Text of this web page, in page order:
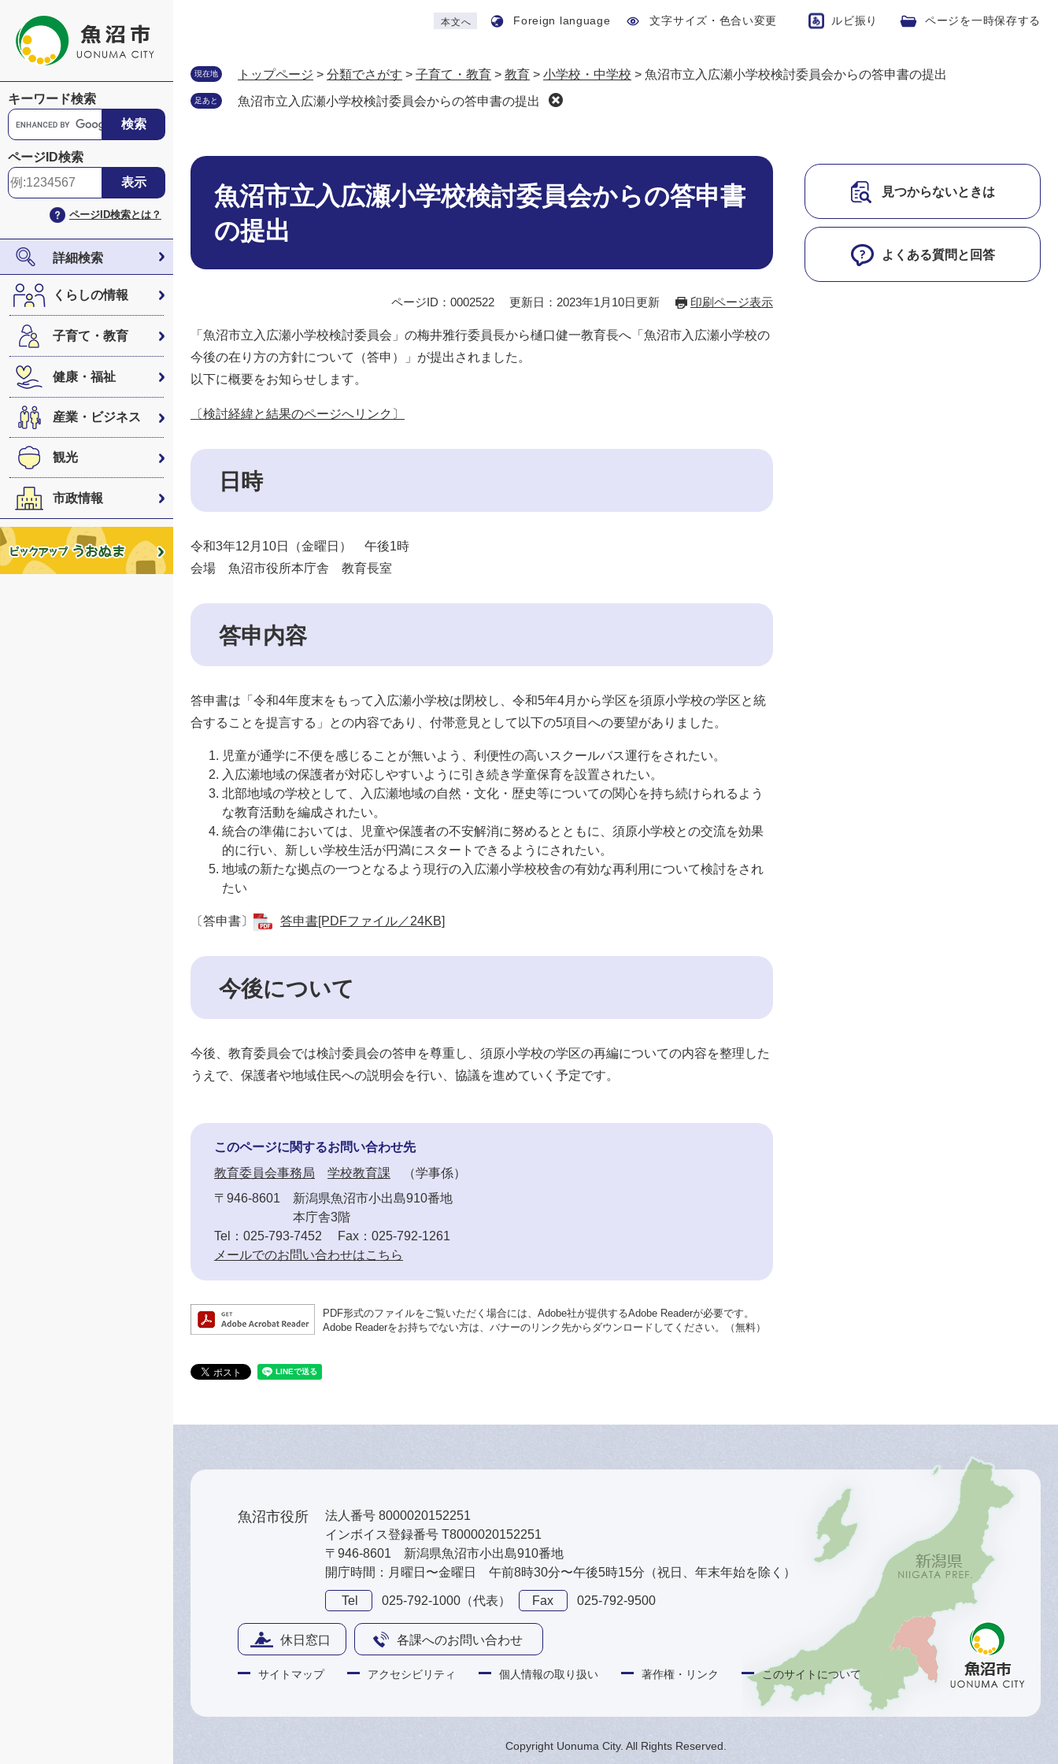
本文へ Foreign language 文字サイズ・色合い変更 ルビ振り ページを一時保存する
キーワード検索
G
o
o
g
ス
タ
ム
検
索
ページID検索
ページID検索とは？
詳細検索
くらしの情報
子育て・教育
健康・福祉
産業・ビジネス
観光
市政情報
現在地 トップページ > 分類でさがす > 子育て・教育 > 教育 > 小学校・中学校 > 魚沼市立入広瀬小学校検討委員会からの答申書の提出
足あと 魚沼市立入広瀬小学校検討委員会からの答申書の提出
本
魚沼市立入広瀬小学校検討委員会からの答申書
の提出
ページID：0002522 更新日：2023年1月10日更新 印刷ページ表示
「魚沼市立入広瀬小学校検討委員会」の梅井雅行委員長から樋口健一教育長へ「魚沼市入広瀬小学校の
今後の在り方の方針について（答申）」が提出されました。
以下に概要をお知らせします。
〔検討経緯と結果のページへリンク〕
日時
令和3年12月10日（金曜日） 午後1時
会場 魚沼市役所本庁舎 教育長室
答申内容
答申書は「令和4年度末をもって入広瀬小学校は閉校し、令和5年4月から学区を須原小学校の学区と統
合することを提言する」との内容であり、付帯意見として以下の5項目への要望がありました。
児童が通学に不便を感じることが無いよう、利便性の高いスクールバス運行をされたい。
入広瀬地域の保護者が対応しやすいように引き続き学童保育を設置されたい。
北部地域の学校として、入広瀬地域の自然・文化・歴史等についての関心を持ち続けられるよう
な教育活動を編成されたい。
統合の準備においては、児童や保護者の不安解消に努めるとともに、須原小学校との交流を効果
的に行い、新しい学校生活が円満にスタートできるようにされたい。
地域の新たな拠点の一つとなるよう現行の入広瀬小学校校舎の有効な再利用について検討をされ
たい
〔答申書〕 答申書[PDFファイル／24KB]
今後について
今後、教育委員会では検討委員会の答申を尊重し、須原小学校の学区の再編についての内容を整理した
うえで、保護者や地域住民への説明会を行い、協議を進めていく予定です。
このページに関するお問い合わせ先
教育委員会事務局
学校教育課
学事係
〒946-8601
新潟県魚沼市小出島910番地
本庁舎3階
Tel：025-793-7452
Fax：025-792-1261
メールでのお問い合わせはこちら
PDF形式のファイルをご覧いただく場合には、Adobe社が提供するAdobe Readerが必要です。
Adobe Readerをお持ちでない方は、バナーのリンク先からダウンロードしてください。（無料）
見つからないときは
よくある質問と回答
魚沼市役所
法人番号 8000020152251
インボイス登録番号 T8000020152251
〒946-8601 新潟県魚沼市小出島910番地
開庁時間：月曜日〜金曜日 午前8時30分〜午後5時15分（祝日、年末年始を除く）
Tel 025-792-1000（代表） Fax 025-792-9500
休日窓口 各課へのお問い合わせ
サイトマップ アクセシビリティ 個人情報の取り扱い 著作権・リンク このサイトについて
Copyright Uonuma City. All Rights Reserved.